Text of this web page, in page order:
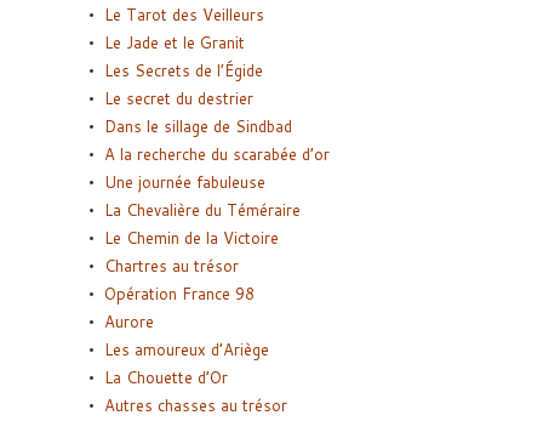
Le Tarot des Veilleurs
Le Jade et le Granit
Les Secrets de l’Égide
Le secret du destrier
Dans le sillage de Sindbad
A la recherche du scarabée d’or
Une journée fabuleuse
La Chevalière du Téméraire
Le Chemin de la Victoire
Chartres au trésor
Opération France 98
Aurore
Les amoureux d’Ariège
La Chouette d’Or
Autres chasses au trésor